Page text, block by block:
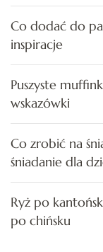
Co dodać do
inspiracje
Puszyste
wskazówki
Co zrobić na
śniadanie dla
Ryż po
po chińsku